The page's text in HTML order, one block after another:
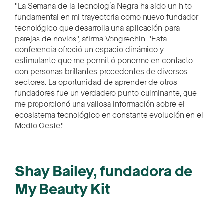
"La Semana de la Tecnología Negra ha sido un hito
fundamental en mi trayectoria como nuevo fundador
tecnológico que desarrolla una aplicación para
parejas de novios", afirma Vongrechin. "Esta
conferencia ofreció un espacio dinámico y
estimulante que me permitió ponerme en contacto
con personas brillantes procedentes de diversos
sectores. La oportunidad de aprender de otros
fundadores fue un verdadero punto culminante, que
me proporcionó una valiosa información sobre el
ecosistema tecnológico en constante evolución en el
Medio Oeste."
Shay Bailey, fundadora de
My Beauty Kit